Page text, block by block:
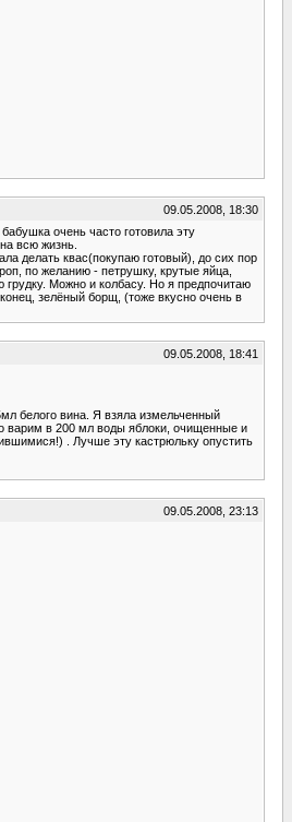
09.05.2008, 18:30
очень часто готовила эту
всю жизнь.
делать квас(покупаю готовый), до сих пор
по желанию - петрушку, крутые яйца,
Можно и колбасу. Но я предпочитаю
зелёный борщ, (тоже вкусно очень в
09.05.2008, 18:41
белого вина. Я взяла измельченный
варим в 200 мл воды яблоки, очищенные и
. Лучше эту кастрюльку опустить
09.05.2008, 23:13